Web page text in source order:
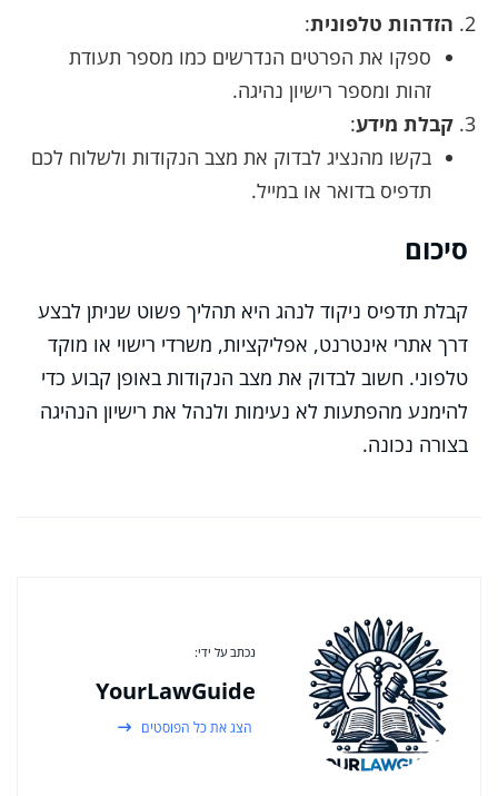
הזדהות טלפונית:
ספקו את הפרטים הנדרשים כמו מספר תעודת
זהות ומספר רישיון נהיגה.
קבלת מידע:
בקשו מהנציג לבדוק את מצב הנקודות ולשלוח לכם
תדפיס בדואר או במייל.
סיכום
קבלת תדפיס ניקוד לנהג היא תהליך פשוט שניתן לבצע
דרך אתרי אינטרנט, אפליקציות, משרדי רישוי או מוקד
טלפוני. חשוב לבדוק את מצב הנקודות באופן קבוע כדי
להימנע מהפתעות לא נעימות ולנהל את רישיון הנהיגה
בצורה נכונה.
נכתב על ידי:
YourLawGuide
הצג את כל הפוסטים